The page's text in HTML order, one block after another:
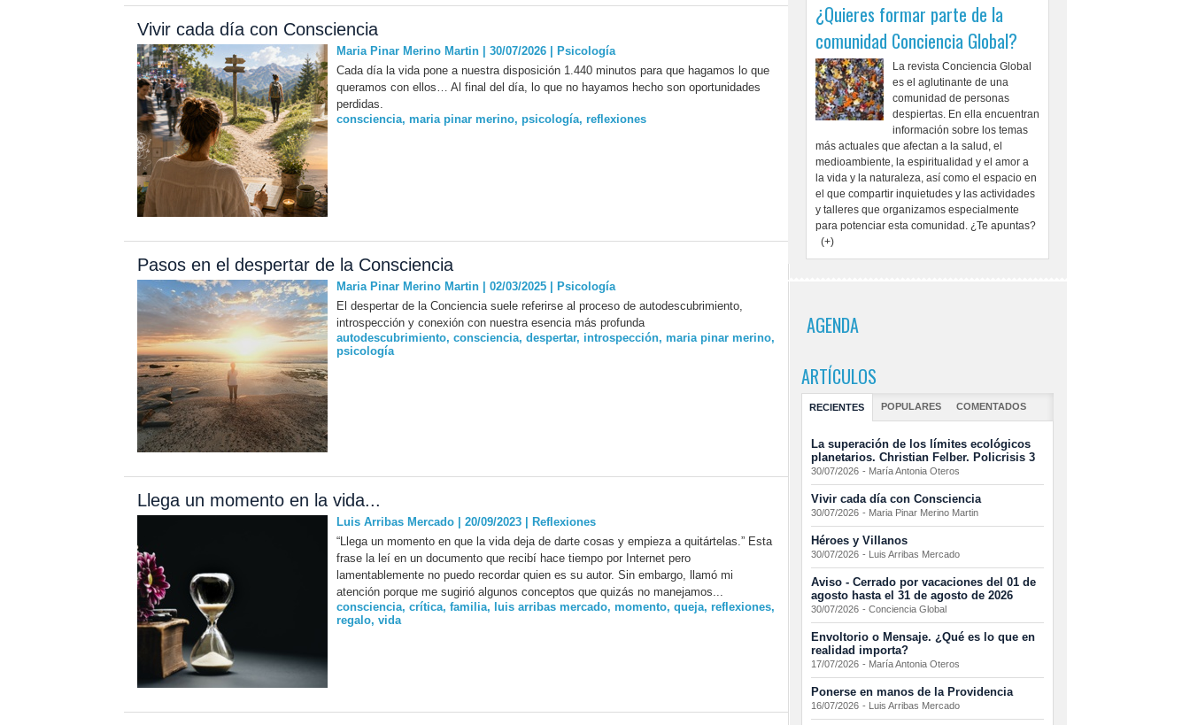
Vivir cada día con Consciencia
Maria Pinar Merino Martin | 30/07/2026|
Psicología
Cada día la vida pone a nuestra disposición 1.440 minutos para que hagamos lo que
queramos con ellos… Al final del día, lo que no hayamos hecho son oportunidades
perdidas.
consciencia, maria pinar merino, psicología, reflexiones
Pasos en el despertar de la Consciencia
Maria Pinar Merino Martin | 02/03/2025|
Psicología
El despertar de la Conciencia suele referirse al proceso de autodescubrimiento,
introspección y conexión con nuestra esencia más profunda
autodescubrimiento, consciencia, despertar, introspección, maria pinar merino,
psicología
Llega un momento en la vida...
Luis Arribas Mercado | 20/09/2023|
Reflexiones
“Llega un momento en que la vida deja de darte cosas y empieza a quitártelas.” Esta
frase la leí en un documento que recibí hace tiempo por Internet pero
lamentablemente no puedo recordar quien es su autor. Sin embargo, llamó mi
atención porque me sugirió algunos conceptos que quizás no manejamos...
consciencia, crítica, familia, luis arribas mercado, momento, queja, reflexiones,
regalo, vida
¿Quieres formar parte de la
comunidad Conciencia Global?
La revista Conciencia Global
es el aglutinante de una
comunidad de personas
despiertas. En ella encuentran
información sobre los temas
más actuales que afectan a la salud, el
medioambiente, la espiritualidad y el amor a
la vida y la naturaleza, así como el espacio en
el que compartir inquietudes y las actividades
y talleres que organizamos especialmente
para potenciar esta comunidad. ¿Te apuntas?
(+)
AGENDA
ARTÍCULOS
RECIENTES POPULARES COMENTADOS
La superación de los límites ecológicos
planetarios. Christian Felber. Policrisis 3
30/07/2026 - María Antonia Oteros
Vivir cada día con Consciencia
30/07/2026 - Maria Pinar Merino Martin
Héroes y Villanos
30/07/2026 - Luis Arribas Mercado
Aviso - Cerrado por vacaciones del 01 de
agosto hasta el 31 de agosto de 2026
30/07/2026 - Conciencia Global
Envoltorio o Mensaje. ¿Qué es lo que en
realidad importa?
17/07/2026 - María Antonia Oteros
Ponerse en manos de la Providencia
16/07/2026 - Luis Arribas Mercado